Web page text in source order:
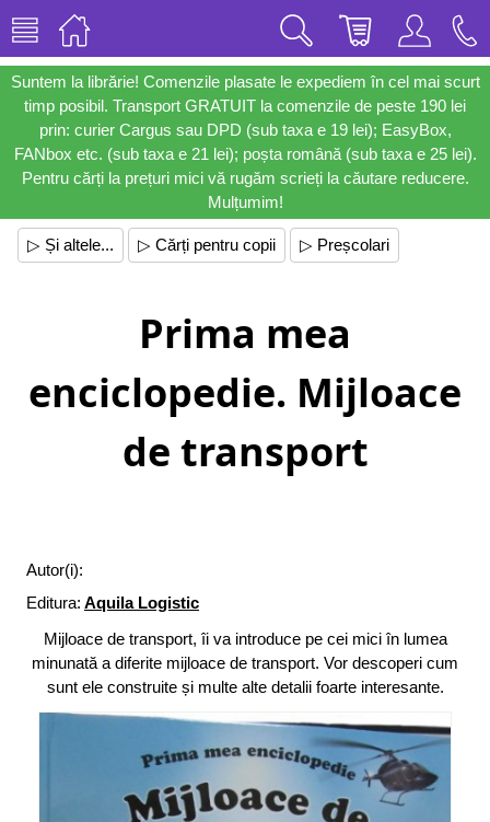
Suntem la librărie! Comenzile plasate le expediem în cel mai scurt
timp posibil. Transport GRATUIT la comenzile de peste 190 lei
prin: curier Cargus sau DPD (sub taxa e 19 lei); EasyBox,
FANbox etc. (sub taxa e 21 lei); poșta română (sub taxa e 25 lei).
Pentru cărți la prețuri mici vă rugăm scrieți la căutare reducere.
Mulțumim!
▷ Și altele... ▷ Cărți pentru copii ▷ Preșcolari
Prima mea
enciclopedie. Mijloace
de transport
Autor(i):
Editura: Aquila Logistic
Mijloace de transport, îi va introduce pe cei mici în lumea
minunată a diferite mijloace de transport. Vor descoperi cum
sunt ele construite și multe alte detalii foarte interesante.